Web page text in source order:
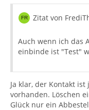
Zitat von
Auch wenn ich das
einbinde ist "Test"
Ja klar, der Kontakt
vorhanden. Löschen
Glück nur ein